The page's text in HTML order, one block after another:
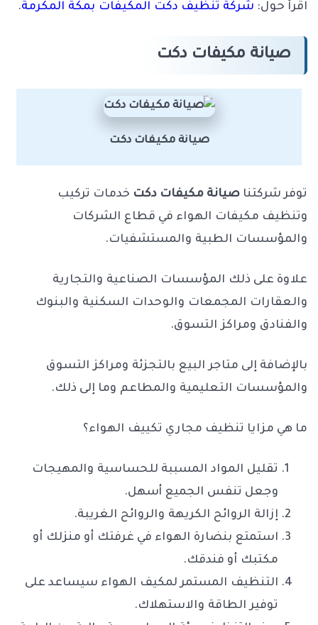
اقرأ حول: شركة تنظيف دكت المكيفات بمكة المكرمة.
صيانة مكيفات دكت
صيانة مكيفات دكت
توفر شركتنا صيانة مكيفات دكت خدمات تركيب
وتنظيف مكيفات الهواء في قطاع الشركات
والمؤسسات الطبية والمستشفيات.
علاوة على ذلك المؤسسات الصناعية والتجارية
والعقارات المجمعات والوحدات السكنية والبنوك
والفنادق ومراكز التسوق.
بالإضافة إلى متاجر البيع بالتجزئة ومراكز التسوق
والمؤسسات التعليمية والمطاعم وما إلى ذلك.
ما هي مزايا تنظيف مجاري تكييف الهواء؟
تقليل المواد المسببة للحساسية والمهيجات
وجعل تنفس الجميع أسهل.
إزالة الروائح الكريهة والروائح الغريبة.
استمتع بنضارة الهواء في غرفتك أو منزلك أو
مكتبك أو فندقك.
التنظيف المستمر لمكيف الهواء سيساعد على
توفير الطاقة والاستهلاك.